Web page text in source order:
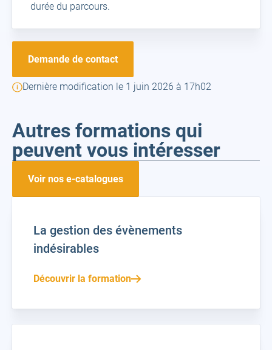
durée du parcours.
Demande de contact
Dernière modification le 1 juin 2026 à 17h02
Autres formations qui
peuvent vous intéresser
Voir nos e-catalogues
La gestion des évènements
indésirables
Découvrir la formation